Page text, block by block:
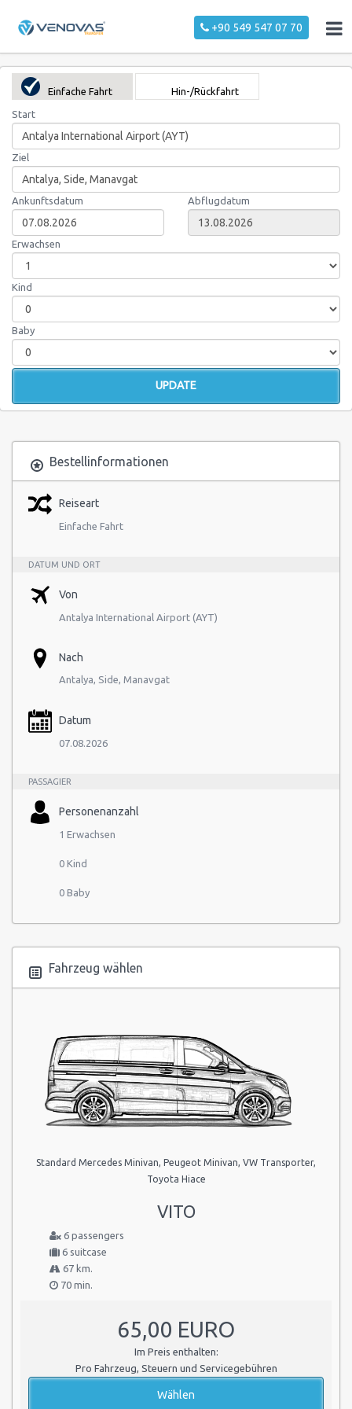
+90 549 547 07 70
Einfache Fahrt Hin-/Rückfahrt
Start
Ziel
Ankunftsdatum Abflugdatum
Erwachsen
Kind
Baby
Bestellinformationen
Reiseart
Einfache Fahrt
DATUM UND ORT
Von
Antalya International Airport (AYT)
Nach
Antalya, Side, Manavgat
Datum
07.08.2026
PASSAGIER
Personenanzahl
1 Erwachsen
0 Kind
0 Baby
Fahrzeug wählen
Standard Mercedes Minivan, Peugeot Minivan, VW Transporter,
Toyota Hiace
VITO
6 passengers
6 suitcase
67 km.
70 min.
65,00 EURO
Im Preis enthalten:
Pro Fahrzeug, Steuern und Servicegebühren